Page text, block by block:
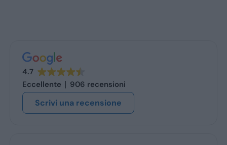
4.7
Eccellente
906 recensioni
Scrivi una recensione